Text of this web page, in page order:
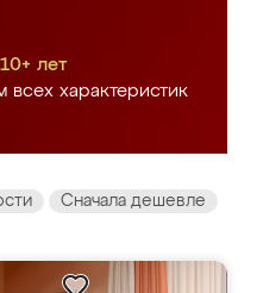
лет
всех характеристик
Сначала дешевле